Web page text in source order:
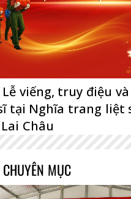
viếng, truy điệu
tại Nghĩa trang liệt
Châu
MỤC